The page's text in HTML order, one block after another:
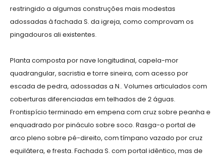
restringido a algumas construções mais modestas
adossadas à fachada S. da igreja, como comprovam os
pingadouros ali existentes.
Planta composta por nave longitudinal, capela-mor
quadrangular, sacristia e torre sineira, com acesso por
escada de pedra, adossadas a N.. Volumes articulados com
coberturas diferenciadas em telhados de 2 águas.
Frontispício terminado em empena com cruz sobre peanha e
enquadrado por pináculo sobre soco. Rasga-o portal de
arco pleno sobre pé-direito, com tímpano vazado por cruz
equilátera, e fresta. Fachada S. com portal idêntico, mas de